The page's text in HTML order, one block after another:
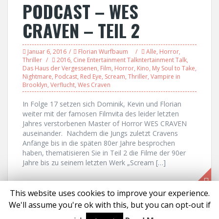
PODCAST – WES
CRAVEN – TEIL 2
Januar 6, 2016 Florian Wurfbaum Alle, Horror,
Thriller
2016, Cine Entertainment Talkntertainment Talk,
Das Haus der Vergessenen, Film, Horror, Kino, My Soul to Take,
Nightmare, Podcast, Red Eye, Scream, Thriller, Vampire in
Brooklyn, Verflucht, Wes Craven
In Folge 17 setzen sich Dominik, Kevin und Florian
weiter mit der famosen Filmvita des leider letzten
Jahres verstorbenen Master of Horror WES CRAVEN
auseinander. Nachdem die Jungs zuletzt Cravens
Anfänge bis in die späten 80er Jahre besprochen
haben, thematisieren Sie in Teil 2 die Filme der 90er
Jahre bis zu seinem letzten Werk „Scream […]
Proudly powered by WordPress |Theme: Solon by aThemes
This website uses cookies to improve your experience.
We'll assume you're ok with this, but you can opt-out if